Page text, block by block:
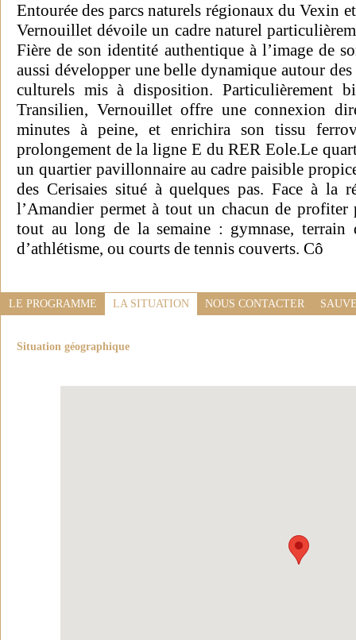
Entourée des parcs naturels régionaux du Vexin
Vernouillet dévoile un cadre naturel
Fière de son identité authentique à l’image de
aussi développer une belle dynamique autour
culturels mis à disposition. Particulièrement
Transilien, Vernouillet offre une connexion
minutes à peine, et enrichira son tissu
prolongement de la ligne E du RER Eole.Le
un quartier pavillonnaire au cadre paisible
des Cerisaies situé à quelques pas. Face à la
l’Amandier permet à tout un chacun de
tout au long de la semaine : gymnase,
d’athlétisme, ou courts de tennis couverts. Cô
LE PROGRAMME LA SITUATION NOUS CONTACTER
Situation géographique